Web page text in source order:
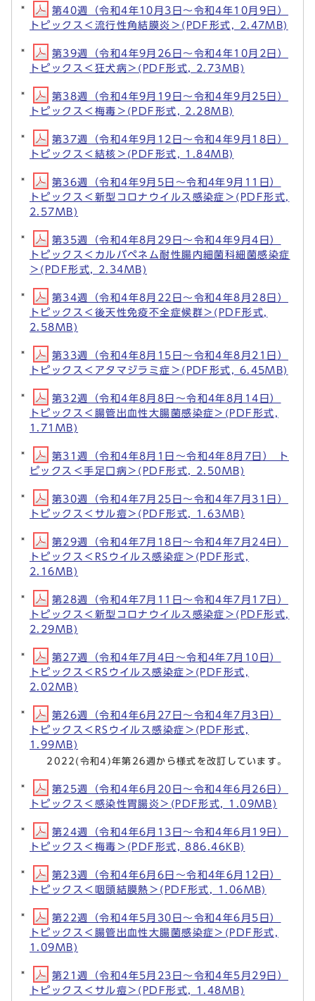
第40週（令和4年10月3日～令和4年10月9日）
トピックス＜流行性角結膜炎＞(PDF形式, 2.47MB)
第39週（令和4年9月26日～令和4年10月2日）
トピックス＜狂犬病＞(PDF形式, 2.73MB)
第38週（令和4年9月19日～令和4年9月25日）
トピックス＜梅毒＞(PDF形式, 2.28MB)
第37週（令和4年9月12日～令和4年9月18日）
トピックス＜結核＞(PDF形式, 1.84MB)
第36週（令和4年9月5日～令和4年9月11日）
トピックス＜新型コロナウイルス感染症＞(PDF形式,
2.57MB)
第35週（令和4年8月29日～令和4年9月4日）
トピックス＜カルバペネム耐性腸内細菌科細菌感染症
＞(PDF形式, 2.34MB)
第34週（令和4年8月22日～令和4年8月28日）
トピックス＜後天性免疫不全症候群＞(PDF形式,
2.58MB)
第33週（令和4年8月15日～令和4年8月21日）
トピックス＜アタマジラミ症＞(PDF形式, 6.45MB)
第32週（令和4年8月8日～令和4年8月14日）
トピックス＜腸管出血性大腸菌感染症＞(PDF形式,
1.71MB)
第31週（令和4年8月1日～令和4年8月7日） ト
ピックス＜手足口病＞(PDF形式, 2.50MB)
第30週（令和4年7月25日～令和4年7月31日）
トピックス＜サル痘＞(PDF形式, 1.63MB)
第29週（令和4年7月18日～令和4年7月24日）
トピックス＜RSウイルス感染症＞(PDF形式,
2.16MB)
第28週（令和4年7月11日～令和4年7月17日）
トピックス＜新型コロナウイルス感染症＞(PDF形式,
2.29MB)
第27週（令和4年7月4日～令和4年7月10日）
トピックス＜RSウイルス感染症＞(PDF形式,
2.02MB)
第26週（令和4年6月27日～令和4年7月3日）
トピックス＜RSウイルス感染症＞(PDF形式,
1.99MB)
2022(令和4)年第26週から様式を改訂しています。
第25週（令和4年6月20日～令和4年6月26日）
トピックス＜感染性胃腸炎＞(PDF形式, 1.09MB)
第24週（令和4年6月13日～令和4年6月19日）
トピックス＜梅毒＞(PDF形式, 886.46KB)
第23週（令和4年6月6日～令和4年6月12日）
トピックス＜咽頭結膜熱＞(PDF形式, 1.06MB)
第22週（令和4年5月30日～令和4年6月5日）
トピックス＜腸管出血性大腸菌感染症＞(PDF形式,
1.09MB)
第21週（令和4年5月23日～令和4年5月29日）
トピックス＜サル痘＞(PDF形式, 1.48MB)